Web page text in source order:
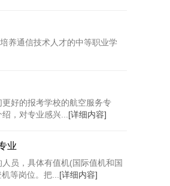
养通信技术人才的中等职业学
好的报考学校的航空服务专
，对专业感兴... [详细内容]
业
员，具体有值机(国际值机和国
等岗位。把... [详细内容]